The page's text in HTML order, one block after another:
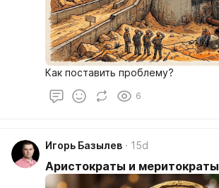
Как поставить проблему?
6
Игорь Базылев 15d
Аристократы и меритократы